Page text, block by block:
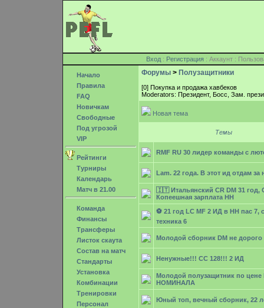
Вход : Регистрация : Аккаунт :
Начало
Правила
FAQ
Новичкам
Свободные
Под угрозой
VIP
Рейтинги
Турниры
Календарь
Матч в 21.00
Команда
Финансы
Трансферы
Листок скаута
Состав на матч
Стандарты
Установка
Комбинации
Тренировки
Персонал
Форумы > Полузащитники
[0] Покупка и продажа хавбеков
Moderators: Президент, Босс, Зам.
Новая тема
Темы
RMF RU 30 лидер команды с
Lam. 22 года. В этот ид отдам за
🇮🇹 Итальянский CR DM 31 год,
Копеешная зарплата НН
⚽ 21 год LC MF 2 ИД в НН пас 7,
техника 6
Молодой сборник DM не дорого
Ненужные!!! СС 128!!! 2 ИД
Молодой полузащитник по
НОМИНАЛА
Юный топ, вечный сборник, 22